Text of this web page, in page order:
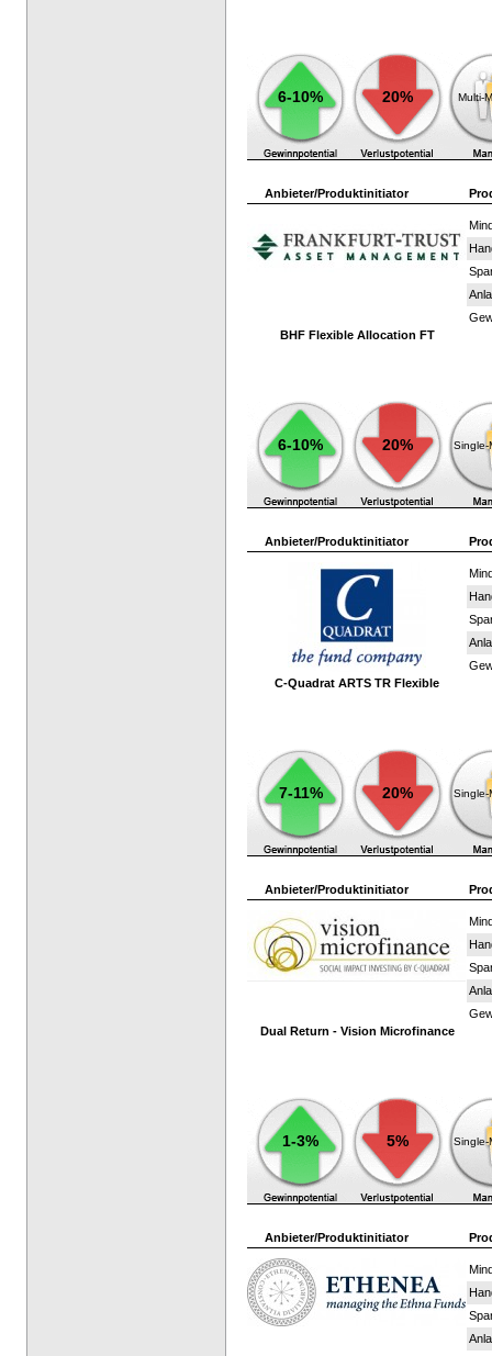
6-10% 20% Multi-
Anbieter/Produktinitiator
BHF Flexible Allocation FT
6-10% 20% Single-
Anbieter/Produktinitiator
C-Quadrat ARTS TR Flexible
7-11% 20% Single-
Anbieter/Produktinitiator
Dual Return - Vision Microfinance
1-3% 5% Single-
Anbieter/Produktinitiator